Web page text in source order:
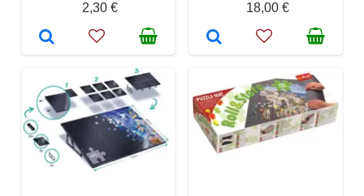
2,30 €
18,00 €